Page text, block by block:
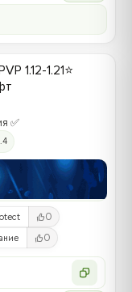
1.12-1.21⭐
✅
0
0